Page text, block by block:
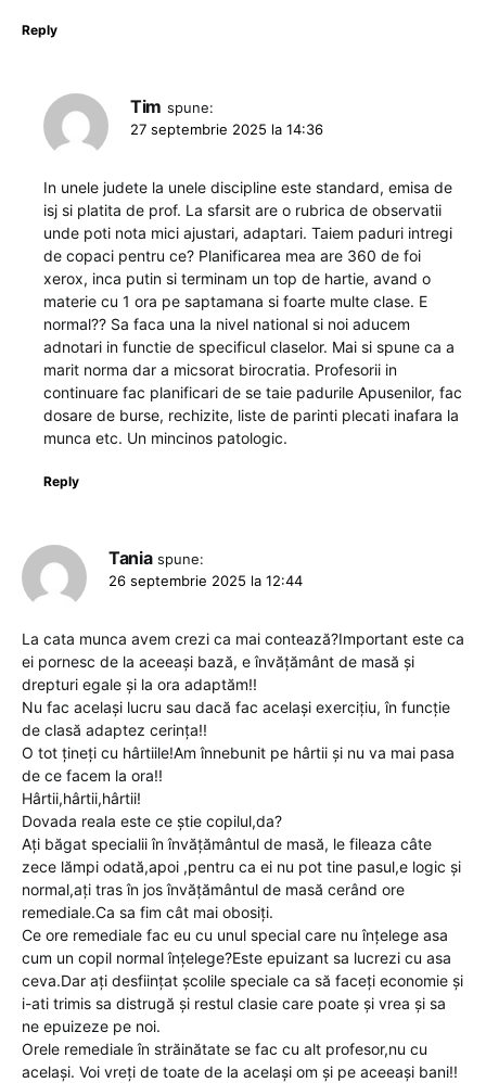
Reply
Tim spune:
27 septembrie 2025 la 14:36
In unele judete la unele discipline este standard, emisa de
isj si platita de prof. La sfarsit are o rubrica de observatii
unde poti nota mici ajustari, adaptari. Taiem paduri intregi
de copaci pentru ce? Planificarea mea are 360 de foi
xerox, inca putin si terminam un top de hartie, avand o
materie cu 1 ora pe saptamana si foarte multe clase. E
normal?? Sa faca una la nivel national si noi aducem
adnotari in functie de specificul claselor. Mai si spune ca a
marit norma dar a micsorat birocratia. Profesorii in
continuare fac planificari de se taie padurile Apusenilor, fac
dosare de burse, rechizite, liste de parinti plecati inafara la
munca etc. Un mincinos patologic.
Reply
Tania spune:
26 septembrie 2025 la 12:44
La cata munca avem crezi ca mai contează?Important este ca
ei pornesc de la aceeași bază, e învățământ de masă și
drepturi egale și la ora adaptăm!!
Nu fac același lucru sau dacă fac același exercițiu, în funcție
de clasă adaptez cerința!!
O tot țineți cu hârtiile!Am înnebunit pe hârtii și nu va mai pasa
de ce facem la ora!!
Hârtii,hârtii,hârtii!
Dovada reala este ce știe copilul,da?
Ați băgat specialii în învățământul de masă, le fileaza câte
zece lămpi odată,apoi ,pentru ca ei nu pot tine pasul,e logic și
normal,ați tras în jos învățământul de masă cerând ore
remediale.Ca sa fim cât mai obosiți.
Ce ore remediale fac eu cu unul special care nu înțelege asa
cum un copil normal înțelege?Este epuizant sa lucrezi cu asa
ceva.Dar ați desființat școlile speciale ca să faceți economie și
i-ati trimis sa distrugă și restul clasie care poate și vrea și sa
ne epuizeze pe noi.
Orele remediale în străinătate se fac cu alt profesor,nu cu
același. Voi vreți de toate de la același om și pe aceeași bani!!